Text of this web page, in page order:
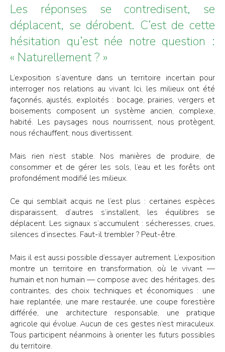
Les réponses se contredisent, se
déplacent, se dérobent. C’est de cette
hésitation qu’est née notre question :
« Naturellement ? »
L’exposition s’aventure dans un territoire incertain pour
interroger nos relations au vivant. Ici, les milieux ont été
façonnés, ajustés, exploités : bocage, prairies, vergers et
boisements composent un système ancien, complexe,
habité. Les paysages nous nourrissent, nous protègent,
nous réchauffent, nous divertissent.
Mais rien n’est stable. Nos manières de produire, de
consommer et de gérer les sols, l’eau et les forêts ont
profondément modifié les milieux.
Ce qui semblait acquis ne l’est plus : certaines espèces
disparaissent, d’autres s’installent, les équilibres se
déplacent. Les signaux s’accumulent : sécheresses, crues,
silences d’insectes. Faut-il trembler ? Peut-être.
Mais il est aussi possible d’essayer autrement. L’exposition
montre un territoire en transformation, où le vivant —
humain et non humain — compose avec des héritages, des
contraintes, des choix techniques et économiques : une
haie replantée, une mare restaurée, une coupe forestière
différée, une architecture responsable, une pratique
agricole qui évolue. Aucun de ces gestes n’est miraculeux.
Tous participent néanmoins à orienter les futurs possibles
du territoire.